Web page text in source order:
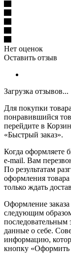
Нет оценок
Оставить отзыв
Загрузка отзывов...
Для покупки
понравившийся
перейдите в
«Быстрый заказ».
Когда оформляете
e-mail. Вам
По результатам
оформления
только ждать
Оформление
следующим
последовательным
данные о себе.
информацию,
кнопку «Оформить